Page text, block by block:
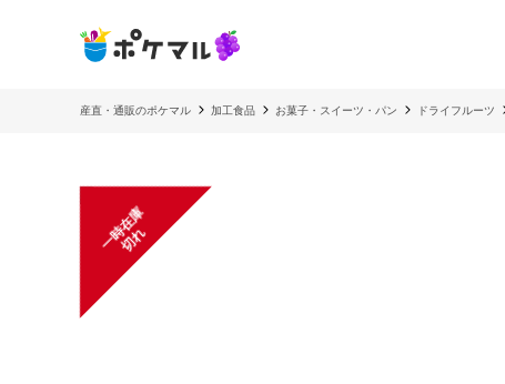
産直・通販のポケマル 加工食品 お菓子・スイーツ・パン ドライフルーツ
一
時
在
庫
切
れ